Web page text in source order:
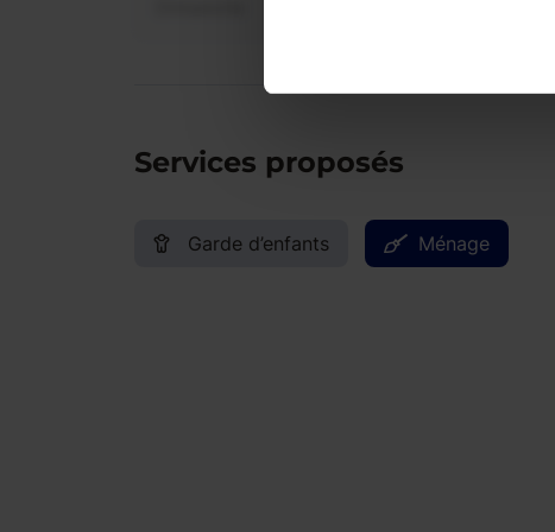
Services proposés
Garde d’enfants Ménage